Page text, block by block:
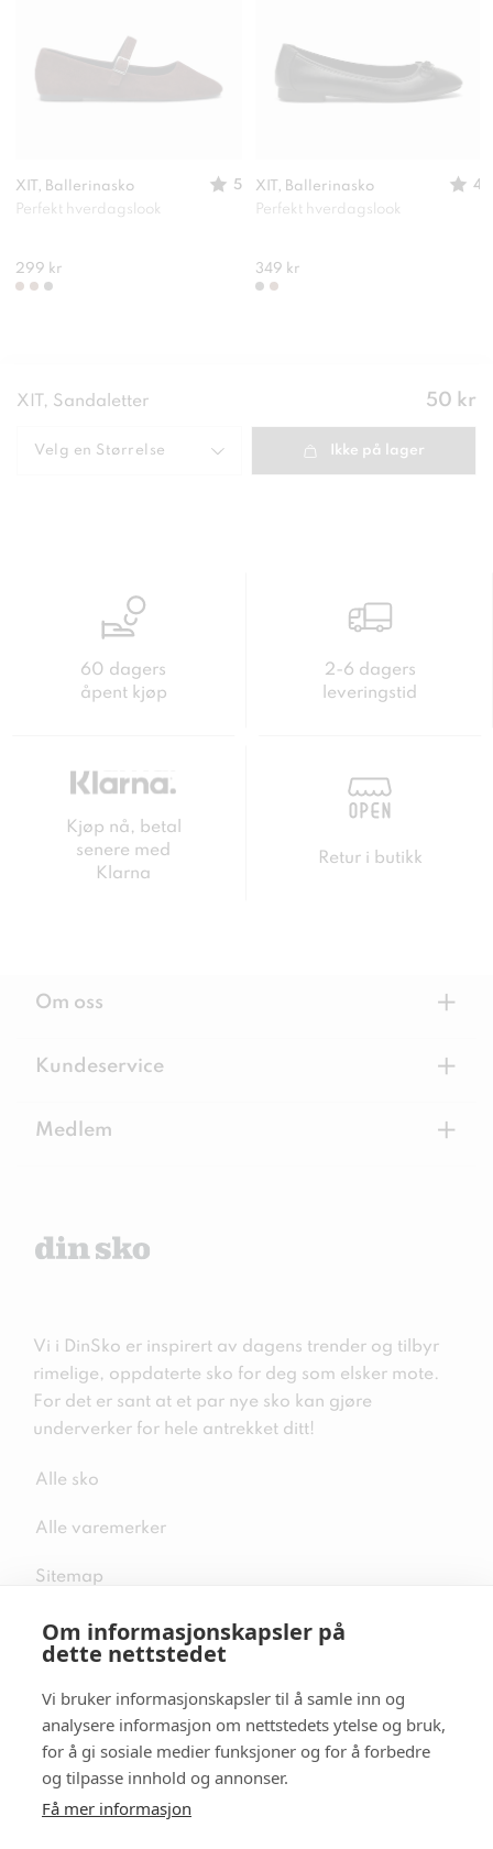
Om informasjonskapsler på
dette nettstedet
Vi bruker informasjonskapsler til å samle inn og
analysere informasjon om nettstedets ytelse og bruk,
for å gi sosiale medier funksjoner og for å forbedre
og tilpasse innhold og annonser.
Få mer informasjon
XIT, Ballerinasko
5
Perfekt hverdagslook
299 kr
XIT, Ballerinasko
4
Perfekt hverdagslook
349 kr
XIT, Sandaletter Pris:
50 kr
Velg en Størrelse Ikke på lager
60 dagers
åpent kjøp
2-6 dagers
leveringstid
Kjøp nå, betal
senere med
Klarna
Retur i butikk
Om oss +
Kundeservice +
Medlem +
Vi i DinSko er inspirert av dagens trender og tilbyr
rimelige, oppdaterte sko for deg som elsker mote.
For det er sant at et par nye sko kan gjøre
underverker for hele antrekket ditt!
Alle sko
Alle varemerker
Sitemap
Følg oss i sosiale medier